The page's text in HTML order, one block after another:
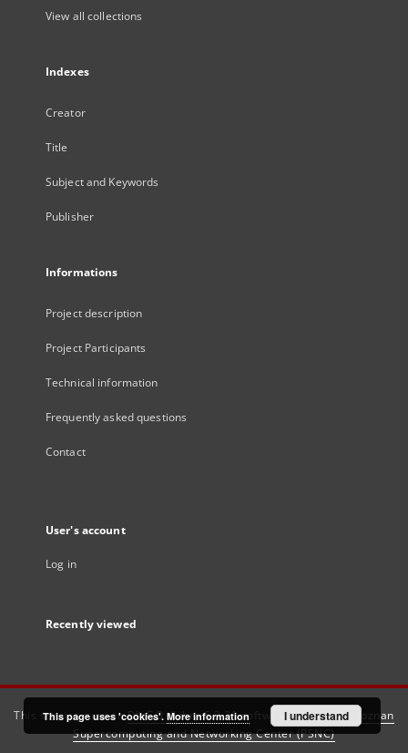
View all collections
Indexes
Creator
Title
Subject and Keywords
Publisher
Informations
Project description
Project Participants
Technical information
Frequently asked questions
Contact
User's account
Log in
Recently viewed
This service runs onDInGO dLibra 6.3.21software created by
Poznan
Supercomputing and Networking Center (PSNC)
This page uses 'cookies'. More information I understand